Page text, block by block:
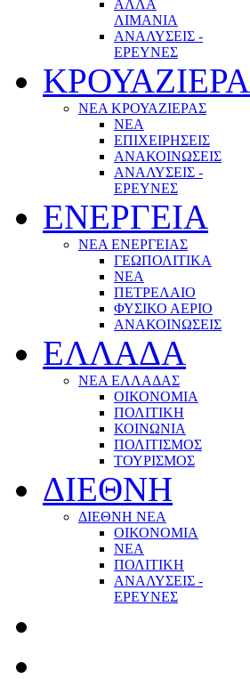
ΑΛΛΑ
ΛΙΜΑΝΙΑ
ΑΝΑΛΥΣΕΙΣ -
ΕΡΕΥΝΕΣ
ΚΡΟΥΑΖΙΕΡΑ
ΝΕΑ ΚΡΟΥΑΖΙΕΡΑΣ
NEA
ΕΠΙΧΕΙΡΗΣΕΙΣ
ΑΝΑΚΟΙΝΩΣΕΙΣ
ΑΝΑΛΥΣΕΙΣ -
ΕΡΕΥΝΕΣ
ΕΝΕΡΓΕΙΑ
ΝΕΑ ΕΝΕΡΓΕΙΑΣ
ΓΕΩΠΟΛΙΤΙΚΑ
ΝΕΑ
ΠΕΤΡΕΛΑΙΟ
ΦΥΣΙΚΟ ΑΕΡΙΟ
ΑΝΑΚΟΙΝΩΣΕΙΣ
ΕΛΛΑΔΑ
ΝΕΑ ΕΛΛΑΔΑΣ
ΟΙΚΟΝΟΜΙΑ
ΠΟΛΙΤΙΚΗ
ΚΟΙΝΩΝΙΑ
ΠΟΛΙΤΙΣΜΟΣ
ΤΟΥΡΙΣΜΟΣ
ΔΙΕΘΝΗ
ΔΙΕΘΝΗ ΝΕΑ
ΟΙΚΟΝΟΜΙΑ
ΝΕΑ
ΠΟΛΙΤΙΚΗ
ΑΝΑΛΥΣΕΙΣ -
ΕΡΕΥΝΕΣ